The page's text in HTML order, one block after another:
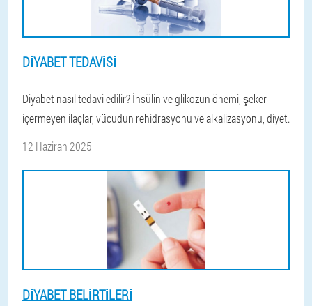
DIYABET TEDAVISI
Diyabet nasıl tedavi edilir? İnsülin ve glikozun önemi, şeker
içermeyen ilaçlar, vücudun rehidrasyonu ve alkalizasyonu, diyet.
12 Haziran 2025
DIYABET BELIRTILERI